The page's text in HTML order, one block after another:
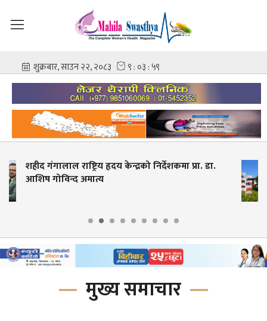
स्वास्थ्य शिक्षाको स्नातक तह प्रवेश परीक्षा, साउन
देखि आवेदन खुला
मुख्य समाचार